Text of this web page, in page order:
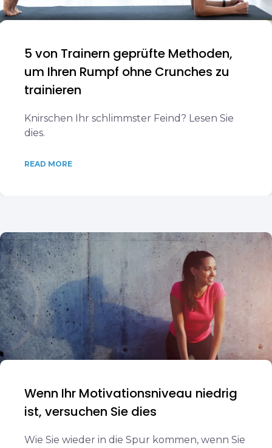
5 von Trainern geprüfte Methoden,
um Ihren Rumpf ohne Crunches zu
trainieren
Knirschen Ihr schlimmster Feind? Lesen Sie
dies.
READ MORE
Wenn Ihr Motivationsniveau niedrig
ist, versuchen Sie dies
Wie Sie wieder in die Spur kommen, wenn Sie